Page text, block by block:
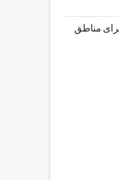
مناطق